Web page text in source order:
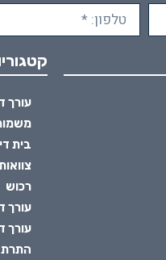
עורך
בית
רכוש
עורך
עורך
התרת